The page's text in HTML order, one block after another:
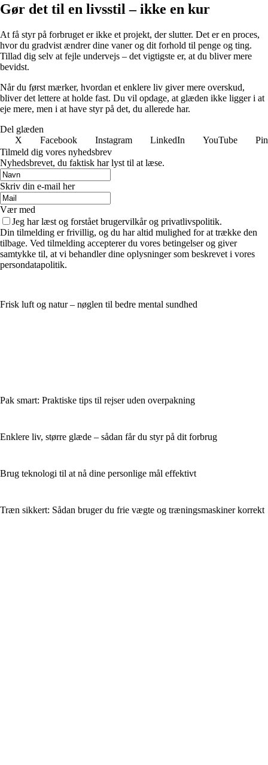
Gør det til en livsstil – ikke en kur
At få styr på forbruget er ikke et projekt, der slutter. Det er en proces,
hvor du gradvist ændrer dine vaner og dit forhold til penge og ting.
Tillad dig selv at fejle undervejs – det vigtigste er, at du bliver mere
bevidst.
Når du først mærker, hvordan et enklere liv giver mere overskud,
bliver det lettere at holde fast. Du vil opdage, at glæden ikke ligger i at
eje mere, men i at have styr på det, du allerede har.
Del glæden
X
Facebook Instagram LinkedIn YouTube
Tilmeld dig vores nyhedsbrev
Nyhedsbrevet, du faktisk har lyst til at læse.
Skriv din e-mail her
Vær med
Jeg har læst og forstået brugervilkår og privatlivspolitik.
Din tilmelding er frivillig, og du har altid mulighed for at trække den
tilbage. Ved tilmelding accepterer du vores betingelser og giver
samtykke til, at vi behandler dine oplysninger som beskrevet i vores
persondatapolitik.
Frisk luft og natur – nøglen til bedre mental sundhed
Pak smart: Praktiske tips til rejser uden overpakning
Enklere liv, større glæde – sådan får du styr på dit forbrug
Brug teknologi til at nå dine personlige mål effektivt
Træn sikkert: Sådan bruger du frie vægte og træningsmaskiner korrekt